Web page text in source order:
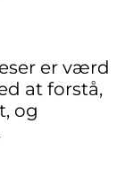
er værd
at forstå,
og